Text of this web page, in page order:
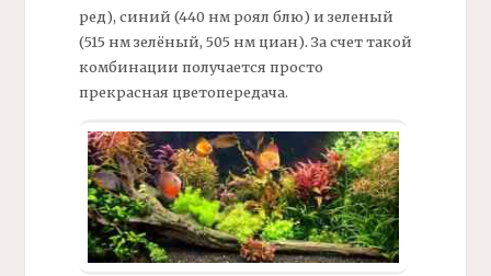
ред), синий (440 нм роял блю) и зеленый
(515 нм зелёный, 505 нм циан). За счет такой
комбинации получается просто
прекрасная цветопередача.